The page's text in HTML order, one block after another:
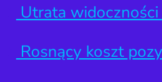
Utrata
Rosnący koszt